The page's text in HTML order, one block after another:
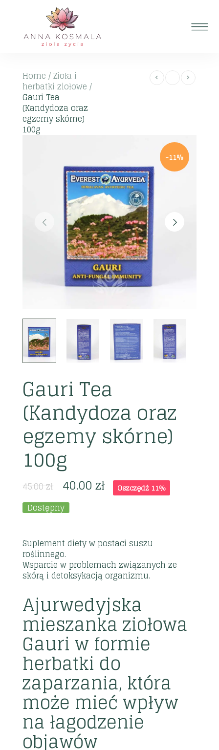
Home /Zioła i
herbatki ziołowe /
Gauri Tea
(Kandydoza oraz
egzemy skórne)
100g
-11%
Gauri Tea
(Kandydoza oraz
egzemy skórne)
100g
45.00zł 40.00zł Oszczędź 11%
Dostępny
Suplement diety w postaci suszu
roślinnego.
Wsparcie w problemach związanych ze
skórą i detoksykacją organizmu.
Ajurwedyjska
mieszanka ziołowa
Gauri w formie
herbatki do
zaparzania, która
może mieć wpływ
na łagodzenie
objawów